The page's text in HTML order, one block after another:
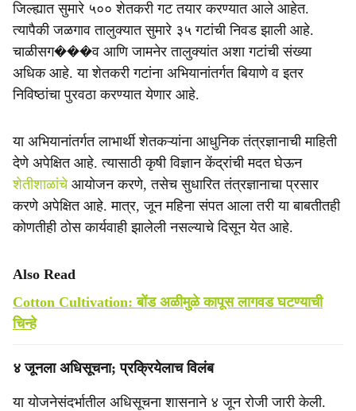
जिल्ह्यात सुमारे ५०० शेतकरी गट तयार करण्यात आले आहेत.
त्यापैकी जळगाव तालुक्यात सुमारे ३५ गटांची निवड झाली आहे.
चाळीसग���व आणि जामनेर तालुक्यांत अशा गटांची संख्या
अधिक आहे. या शेतकरी गटांना अभियानांतर्गत बियाणे व इतर
निविष्ठांचा पुरवठा करण्यात येणार आहे.
या अभियानांतर्गत लाभार्थी शेतकऱ्यांना आधुनिक तंत्रज्ञानाची माहिती
देणे अपेक्षित आहे. त्यासाठी कृषी विज्ञान केंद्रांची मदत घेऊन
शेतीशाळांचे आयोजन करणे, तसेच सुधारित तंत्रज्ञानाचा प्रसार
करणे अपेक्षित आहे. मात्र, जून महिना संपत आला तरी या बाबतीतही
कोणतीही ठोस कार्यवाही झालेली नसल्याचे दिसून येत आहे.
Also Read
Cotton Cultivation: बोंड अळीमुळे कापूस लागवड घटण्याची
चिन्हे
४ जूनला अधिसूचना; प्रक्रियेलाच विलंब
या योजनेसंदर्भातील अधिसूचना शासनाने ४ जून रोजी जारी केली.